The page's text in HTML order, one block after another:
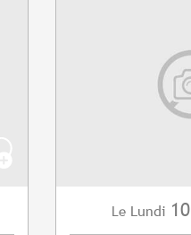
Le Lundi 10